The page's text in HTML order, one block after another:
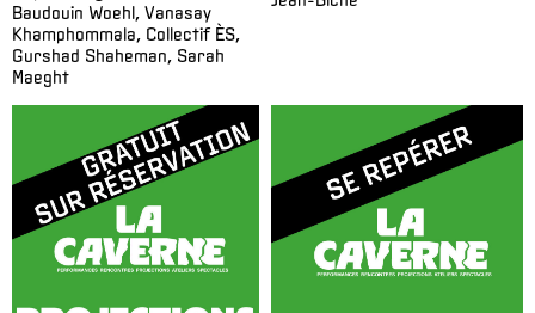
Baudouin Woehl, Vanasay
Khamphommala, Collectif ÈS,
Gurshad Shaheman, Sarah
Maeght